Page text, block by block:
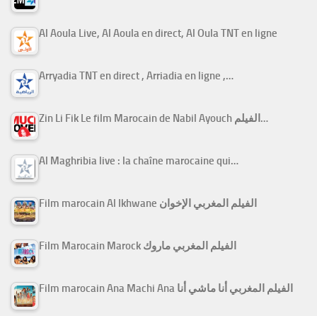
Al Aoula Live, Al Aoula en direct, Al Oula TNT en ligne
Arryadia TNT en direct , Arriadia en ligne ,…
Zin Li Fik Le film Marocain de Nabil Ayouch الفيلم…
Al Maghribia live : la chaîne marocaine qui…
Film marocain Al Ikhwane الفيلم المغربي الإخوان
Film Marocain Marock الفيلم المغربي ماروك
Film marocain Ana Machi Ana الفيلم المغربي أنا ماشي أنا